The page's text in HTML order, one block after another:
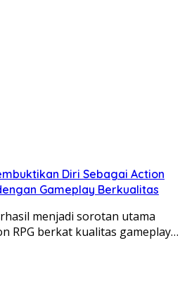
Diri Sebagai Action
Gameplay Berkualitas
menjadi sorotan utama
RPG berkat kualitas gameplay…